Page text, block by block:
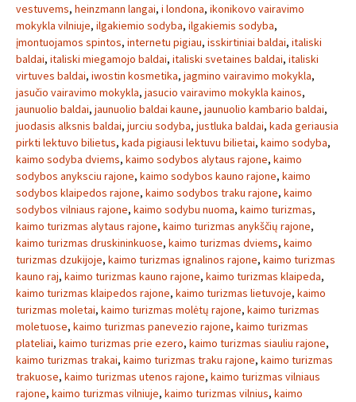
vestuvems, heinzmann langai, i londona, ikonikovo vairavimo
mokykla vilniuje, ilgakiemio sodyba, ilgakiemis sodyba,
įmontuojamos spintos, internetu pigiau, isskirtiniai baldai, italiski
baldai, italiski miegamojo baldai, italiski svetaines baldai, italiski
virtuves baldai, iwostin kosmetika, jagmino vairavimo mokykla,
jasučio vairavimo mokykla, jasucio vairavimo mokykla kainos,
jaunuolio baldai, jaunuolio baldai kaune, jaunuolio kambario baldai,
juodasis alksnis baldai, jurciu sodyba, justluka baldai, kada geriausia
pirkti lektuvo bilietus, kada pigiausi lektuvu bilietai, kaimo sodyba,
kaimo sodyba dviems, kaimo sodybos alytaus rajone, kaimo
sodybos anyksciu rajone, kaimo sodybos kauno rajone, kaimo
sodybos klaipedos rajone, kaimo sodybos traku rajone, kaimo
sodybos vilniaus rajone, kaimo sodybu nuoma, kaimo turizmas,
kaimo turizmas alytaus rajone, kaimo turizmas anykščių rajone,
kaimo turizmas druskininkuose, kaimo turizmas dviems, kaimo
turizmas dzukijoje, kaimo turizmas ignalinos rajone, kaimo turizmas
kauno raj, kaimo turizmas kauno rajone, kaimo turizmas klaipeda,
kaimo turizmas klaipedos rajone, kaimo turizmas lietuvoje, kaimo
turizmas moletai, kaimo turizmas molėtų rajone, kaimo turizmas
moletuose, kaimo turizmas panevezio rajone, kaimo turizmas
plateliai, kaimo turizmas prie ezero, kaimo turizmas siauliu rajone,
kaimo turizmas trakai, kaimo turizmas traku rajone, kaimo turizmas
trakuose, kaimo turizmas utenos rajone, kaimo turizmas vilniaus
rajone, kaimo turizmas vilniuje, kaimo turizmas vilnius, kaimo